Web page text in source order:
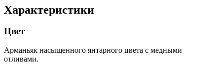
Характеристики
Цвет
Арманьяк насыщенного янтарного цвета с медными
отливами.